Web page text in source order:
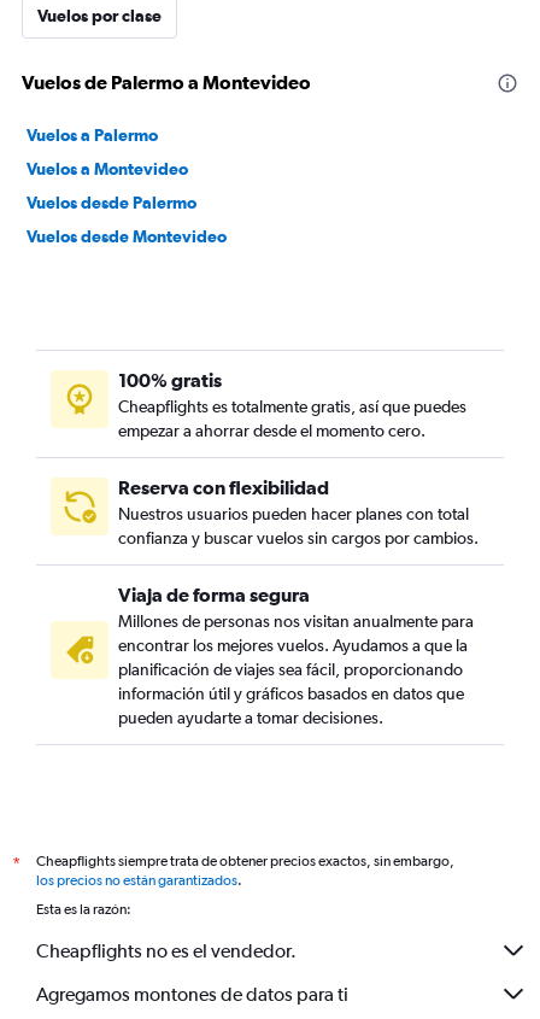
Vuelos por clase
Vuelos de Palermo a Montevideo
Vuelos a Palermo
Vuelos a Montevideo
Vuelos desde Palermo
Vuelos desde Montevideo
100% gratis
Cheapflights es totalmente gratis, así que puedes
empezar a ahorrar desde el momento cero.
Reserva con flexibilidad
Nuestros usuarios pueden hacer planes con total
confianza y buscar vuelos sin cargos por cambios.
Viaja de forma segura
Millones de personas nos visitan anualmente para
encontrar los mejores vuelos. Ayudamos a que la
planificación de viajes sea fácil, proporcionando
información útil y gráficos basados en datos que
pueden ayudarte a tomar decisiones.
*
Cheapflights siempre trata de obtener precios exactos, sin embargo,
los precios no están garantizados.
Esta es la razón:
Cheapflights no es el vendedor.
Agregamos montones de datos para ti